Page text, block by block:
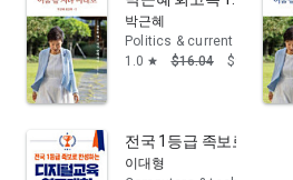
박근혜
Politics & current events
1.0 star $16.04 $9.99
전국 1등급 족보로 완성
이대형